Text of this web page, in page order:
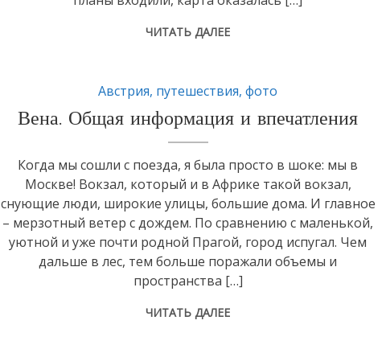
ЧИТАТЬ ДАЛЕЕ
Австрия, путешествия,фото
Вена. Общая информация и впечатления
Когда мы сошли с поезда, я была просто в шоке: мы в
Москве! Вокзал, который и в Африке такой вокзал,
снующие люди, широкие улицы, большие дома. И главное
– мерзотный ветер с дождем. По сравнению с маленькой,
уютной и уже почти родной Прагой, город испугал. Чем
дальше в лес, тем больше поражали объемы и
пространства […]
ЧИТАТЬ ДАЛЕЕ